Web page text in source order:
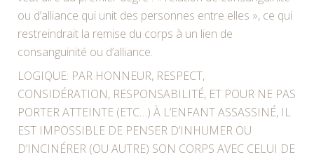
ou d’alliance qui unit des personnes entre elles », ce qui
restreindrait la remise du corps à un lien de
consanguinité ou d’alliance.
LOGIQUE: PAR HONNEUR, RESPECT,
CONSIDÉRATION, RESPONSABILITÉ, ET POUR NE PAS
PORTER ATTEINTE (ETC…) À L’ENFANT ASSASSINÉ, IL
EST IMPOSSIBLE DE PENSER D’INHUMER OU
D’INCINÉRER (OU AUTRE) SON CORPS AVEC CELUI DE